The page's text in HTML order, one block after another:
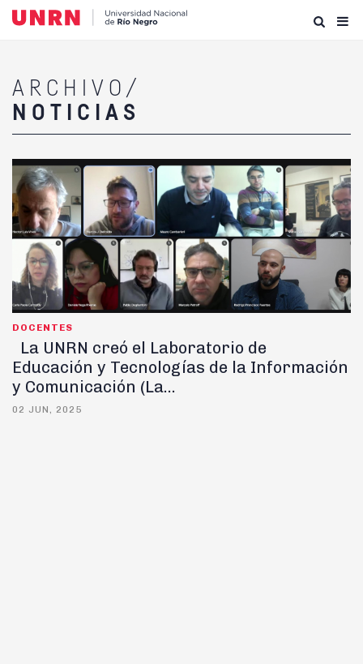
ARCHIVO/
NOTICIAS
DOCENTES
La UNRN creó el Laboratorio de
Educación y Tecnologías de la Información
y Comunicación (La...
02 JUN, 2025